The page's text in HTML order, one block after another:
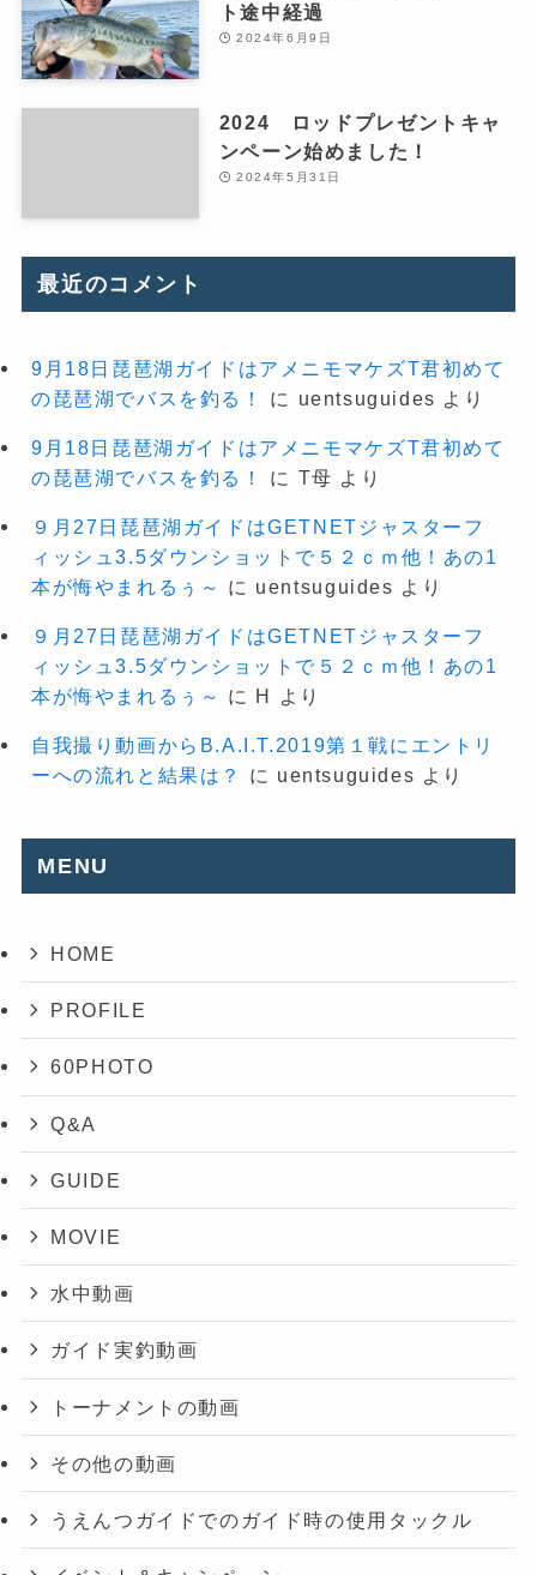
ト途中経過
2024年6月9日
2024 ロッドプレゼントキャ
ンペーン始めました！
2024年5月31日
最近のコメント
9月18日琵琶湖ガイドはアメニモマケズT君初めて
の琵琶湖でバスを釣る！
に uentsuguides より
9月18日琵琶湖ガイドはアメニモマケズT君初めて
の琵琶湖でバスを釣る！
に T母 より
９月27日琵琶湖ガイドはGETNETジャスターフ
ィッシュ3.5ダウンショットで５２ｃｍ他！あの1
本が悔やまれるぅ～
に uentsuguides より
９月27日琵琶湖ガイドはGETNETジャスターフ
ィッシュ3.5ダウンショットで５２ｃｍ他！あの1
本が悔やまれるぅ～
に H より
自我撮り動画からB.A.I.T.2019第１戦にエントリ
ーへの流れと結果は？
に uentsuguides より
MENU
HOME
PROFILE
60PHOTO
Q&A
GUIDE
MOVIE
水中動画
ガイド実釣動画
トーナメントの動画
その他の動画
うえんつガイドでのガイド時の使用タックル